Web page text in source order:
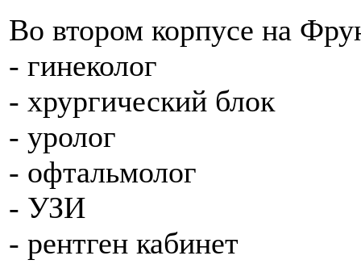
Во втором корпусе на
- гинеколог
- хрургический блок
- уролог
- офтальмолог
- УЗИ
- рентген кабинет